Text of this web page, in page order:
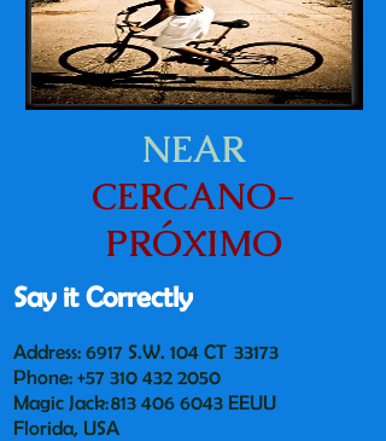
NEAR
CERCANO-
PRÓXIMO
Say it Correctly
Address: 6917 S.W. 104 CT 33173
Phone: +57 310 432 2050
Magic Jack:813 406 6043 EEUU
Florida, USA